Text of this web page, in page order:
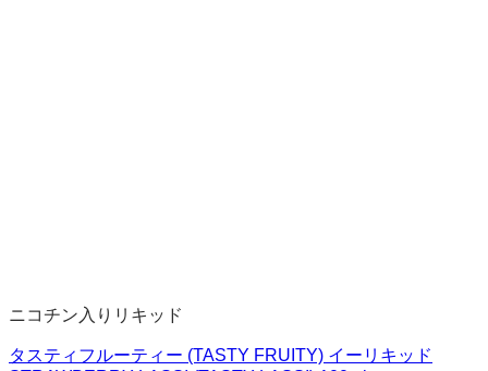
ニコチン入りリキッド
タスティフルーティー (TASTY FRUITY) イーリキッド